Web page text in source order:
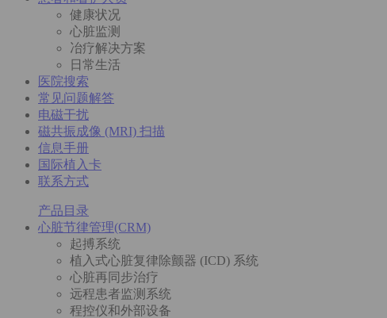
健康状况
心脏监测
冶疗解决方案
日常生活
医院搜索
常见问题解答
电磁干扰
磁共振成像 (MRI) 扫描
信息手册
国际植入卡
联系方式
产品目录
心脏节律管理(CRM)
起搏系统
植入式心脏复律除颤器 (ICD) 系统
心脏再同步治疗
远程患者监测系统
程控仪和外部设备